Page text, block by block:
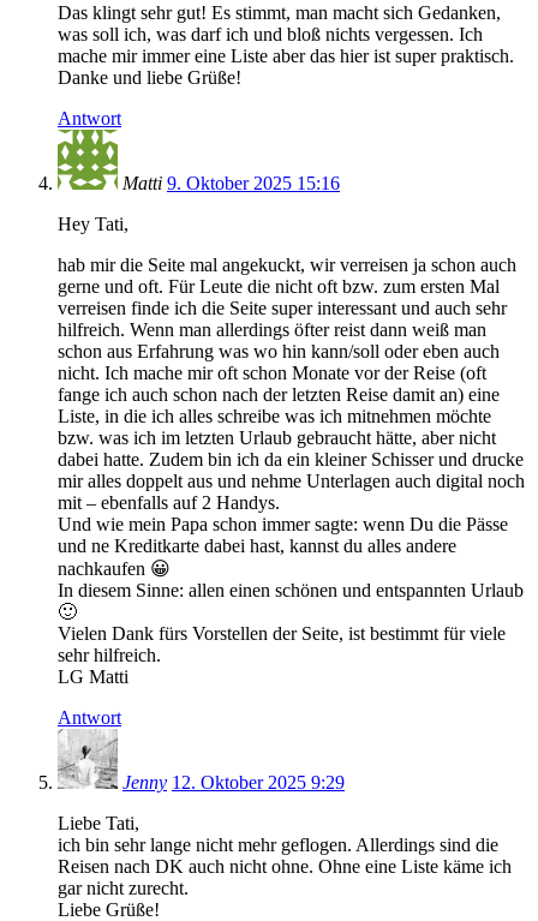
Das klingt sehr gut! Es stimmt, man macht sich Gedanken,
was soll ich, was darf ich und bloß nichts vergessen. Ich
mache mir immer eine Liste aber das hier ist super praktisch.
Danke und liebe Grüße!
Antwort
Matti 9. Oktober 2025 15:16
Hey Tati,
hab mir die Seite mal angekuckt, wir verreisen ja schon auch
gerne und oft. Für Leute die nicht oft bzw. zum ersten Mal
verreisen finde ich die Seite super interessant und auch sehr
hilfreich. Wenn man allerdings öfter reist dann weiß man
schon aus Erfahrung was wo hin kann/soll oder eben auch
nicht. Ich mache mir oft schon Monate vor der Reise (oft
fange ich auch schon nach der letzten Reise damit an) eine
Liste, in die ich alles schreibe was ich mitnehmen möchte
bzw. was ich im letzten Urlaub gebraucht hätte, aber nicht
dabei hatte. Zudem bin ich da ein kleiner Schisser und drucke
mir alles doppelt aus und nehme Unterlagen auch digital noch
mit – ebenfalls auf 2 Handys.
Und wie mein Papa schon immer sagte: wenn Du die Pässe
und ne Kreditkarte dabei hast, kannst du alles andere
nachkaufen 😀
In diesem Sinne: allen einen schönen und entspannten Urlaub
🙂
Vielen Dank fürs Vorstellen der Seite, ist bestimmt für viele
sehr hilfreich.
LG Matti
Antwort
Jenny 12. Oktober 2025 9:29
Liebe Tati,
ich bin sehr lange nicht mehr geflogen. Allerdings sind die
Reisen nach DK auch nicht ohne. Ohne eine Liste käme ich
gar nicht zurecht.
Liebe Grüße!